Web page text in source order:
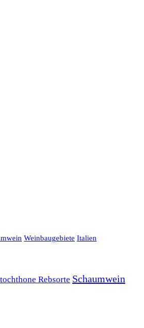
Weinbaugebiete Italien
Rebsorte Schaumwein